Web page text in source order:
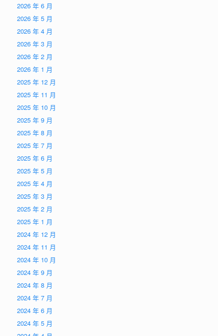
2026 年 6 月
2026 年 5 月
2026 年 4 月
2026 年 3 月
2026 年 2 月
2026 年 1 月
2025 年 12 月
2025 年 11 月
2025 年 10 月
2025 年 9 月
2025 年 8 月
2025 年 7 月
2025 年 6 月
2025 年 5 月
2025 年 4 月
2025 年 3 月
2025 年 2 月
2025 年 1 月
2024 年 12 月
2024 年 11 月
2024 年 10 月
2024 年 9 月
2024 年 8 月
2024 年 7 月
2024 年 6 月
2024 年 5 月